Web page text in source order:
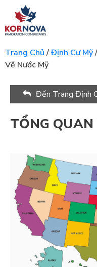
Trang Chủ/Định Cư Mỹ/
Về Nước Mỹ
Đến Trang Định
TỔNG QUAN